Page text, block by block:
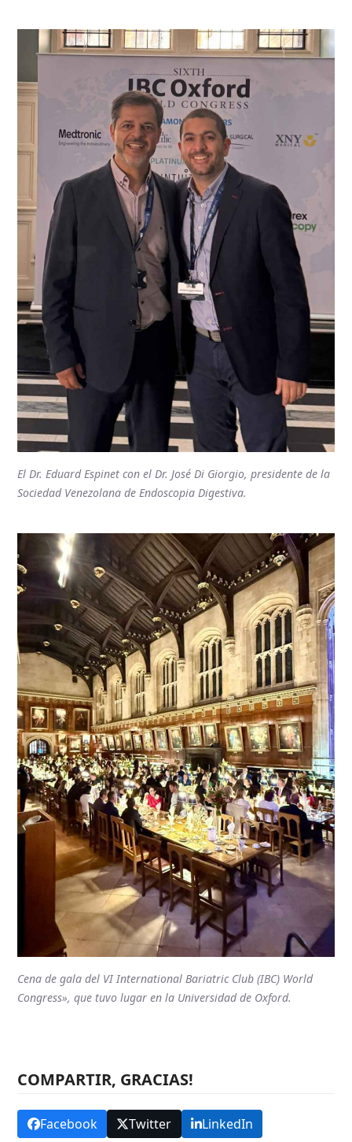
El Dr. Eduard Espinet con el Dr. José Di Giorgio, presidente de la
Sociedad Venezolana de Endoscopia Digestiva.
Cena de gala del VI International Bariatric Club (IBC) World
Congress», que tuvo lugar en la Universidad de Oxford.
COMPARTIR, GRACIAS!
Facebook Twitter LinkedIn